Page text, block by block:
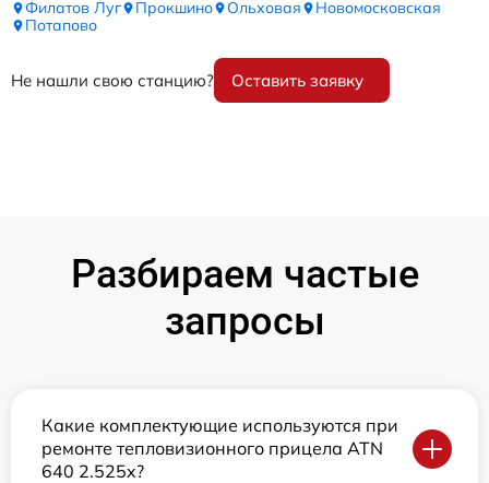
Филатов Луг
Прокшино Ольховая
Новомосковская
Потапово
Не нашли свою станцию? Оставить заявку
Разбираем частые
запросы
Какие комплектующие используются при
ремонте тепловизионного прицела ATN
640 2.525x?